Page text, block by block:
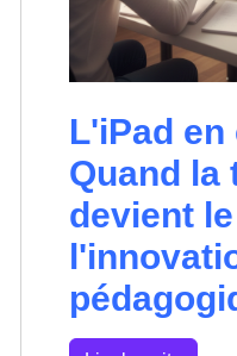
L'iPad en
Quand la
devient